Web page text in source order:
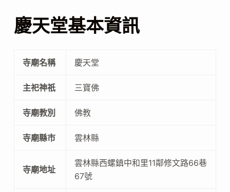
慶天堂基本資訊
寺廟名稱 慶天堂
主祀神祇 三寶佛
寺廟教別 佛教
寺廟縣市 雲林縣
寺廟地址
雲林縣西螺鎮中和里11鄰修文路66巷
67號